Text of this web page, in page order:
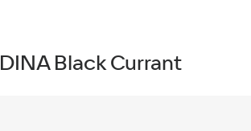
Black Currant